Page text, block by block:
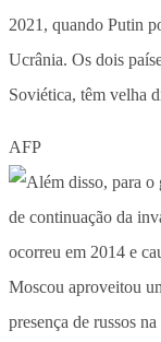
2021, quando Putin
Ucrânia. Os dois
Soviética, têm velha
AFP